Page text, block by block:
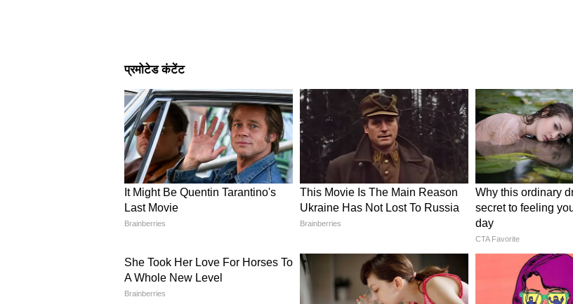
Image Credit :Getty
कर्मचारी यूनियनों की क्या हैं मांगें?